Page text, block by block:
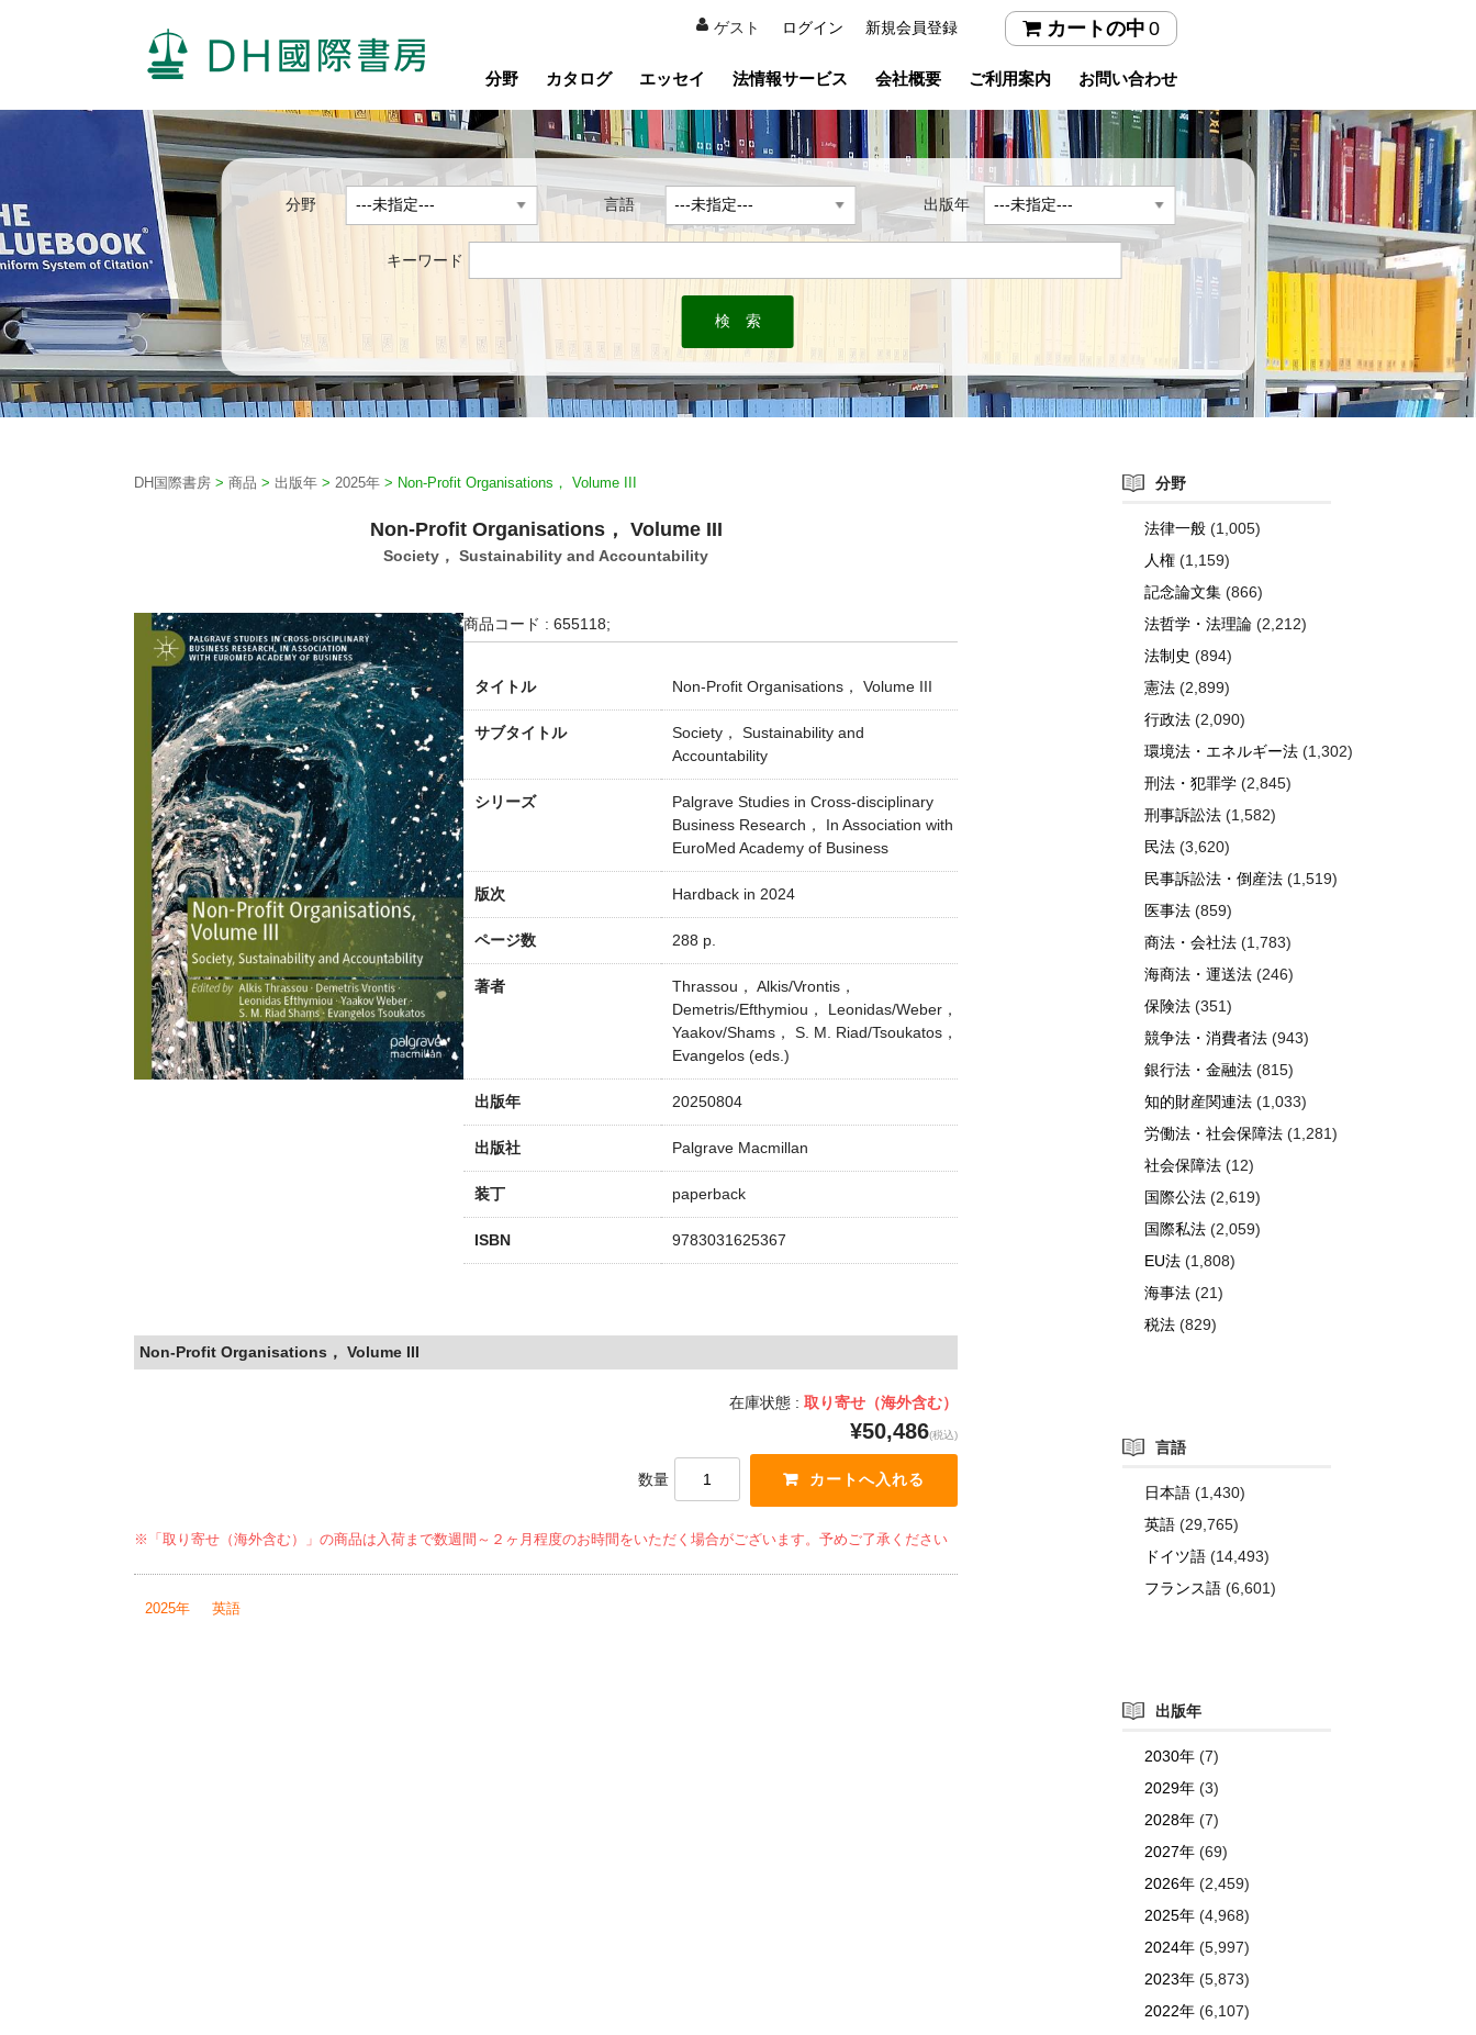
ゲスト ログイン 新規会員登録 カートの中 0
分野 カタログ エッセイ 法情報サービス 会社概要 ご利用案内 お問い合わせ
分野 言語 出版年
キーワード
DH国際書房 > 商品 > 出版年 > 2025年 > Non-Profit Organisations， Volume III
Non-Profit Organisations， Volume III
Society， Sustainability and Accountability
商品コード : 655118;
タイトル Non-Profit Organisations， Volume III
サブタイトル
Society， Sustainability and
Accountability
シリーズ
Palgrave Studies in Cross-disciplinary
Business Research， In Association with
EuroMed Academy of Business
版次 Hardback in 2024
ページ数 288 p.
著者
Thrassou， Alkis/Vrontis，
Demetris/Efthymiou， Leonidas/Weber，
Yaakov/Shams， S. M. Riad/Tsoukatos，
Evangelos (eds.)
出版年 20250804
出版社 Palgrave Macmillan
装丁 paperback
ISBN 9783031625367
Non-Profit Organisations， Volume III
在庫状態 : 取り寄せ（海外含む）
¥50,486(税込)
数量
※「取り寄せ（海外含む）」の商品は入荷まで数週間～２ヶ月程度のお時間をいただく場合がございます。予めご了承ください
2025年 英語
分野
法律一般 (1,005)
人権 (1,159)
記念論文集 (866)
法哲学・法理論 (2,212)
法制史 (894)
憲法 (2,899)
行政法 (2,090)
環境法・エネルギー法 (1,302)
刑法・犯罪学 (2,845)
刑事訴訟法 (1,582)
民法 (3,620)
民事訴訟法・倒産法 (1,519)
医事法 (859)
商法・会社法 (1,783)
海商法・運送法 (246)
保険法 (351)
競争法・消費者法 (943)
銀行法・金融法 (815)
知的財産関連法 (1,033)
労働法・社会保障法 (1,281)
社会保障法 (12)
国際公法 (2,619)
国際私法 (2,059)
EU法 (1,808)
海事法 (21)
税法 (829)
言語
日本語 (1,430)
英語 (29,765)
ドイツ語 (14,493)
フランス語 (6,601)
出版年
2030年 (7)
2029年 (3)
2028年 (7)
2027年 (69)
2026年 (2,459)
2025年 (4,968)
2024年 (5,997)
2023年 (5,873)
2022年 (6,107)